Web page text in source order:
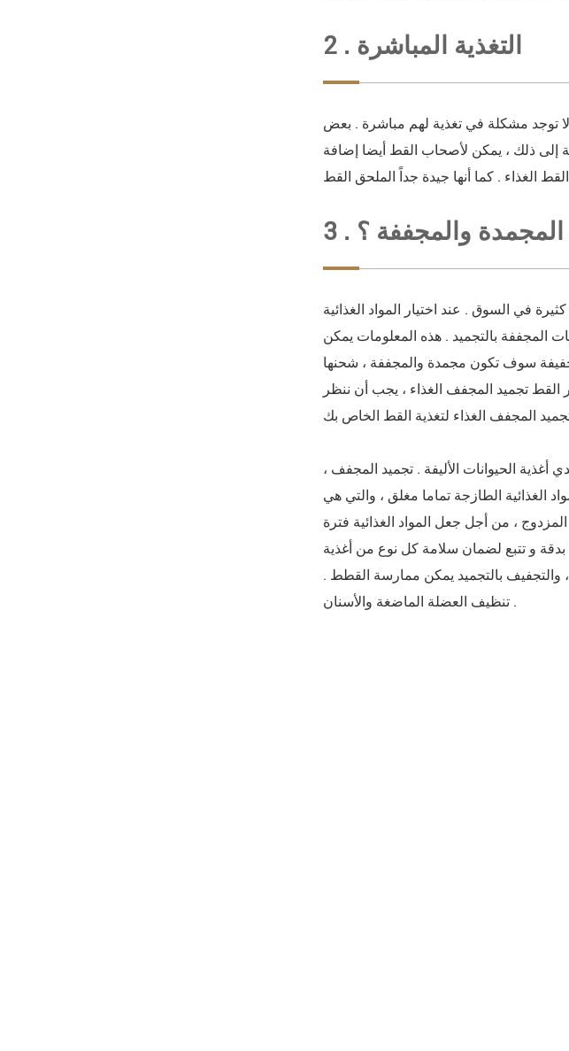
2 . التغذية المباشرة
توجد مشكلة في تغذية لهم مباشرة . بعض
إلى ذلك ، يمكن لأصحاب القط أيضا إضافة
المجمدة والمجففة ؟
في السوق . عند اختيار المواد الغذائية
المجففة بالتجميد . هذه المعلومات يمكن
سوف تكون مجمدة والمجففة ، شحنها
القط تجميد المجفف الغذاء ، يجب أن ننظر
، وهناك أيضا العديد من أصحاب القطط الذين شاهدوا هذه و لا و 39 ؛ لا أعرف من أين أبدأ يمكنك الرجوع إلى بلدي أغذية الحيوانات الأليفة . تجميد المجفف
الغذائية الطازجة تماما مغلق ، والتي هي
، من أجل جعل المواد الغذائية فترة
بدقة و تتبع لضمان سلامة كل نوع من أغذية
والتجفيف بالتجميد يمكن ممارسة القطط .
تنظيف العضلة الماضغة والأسنان .